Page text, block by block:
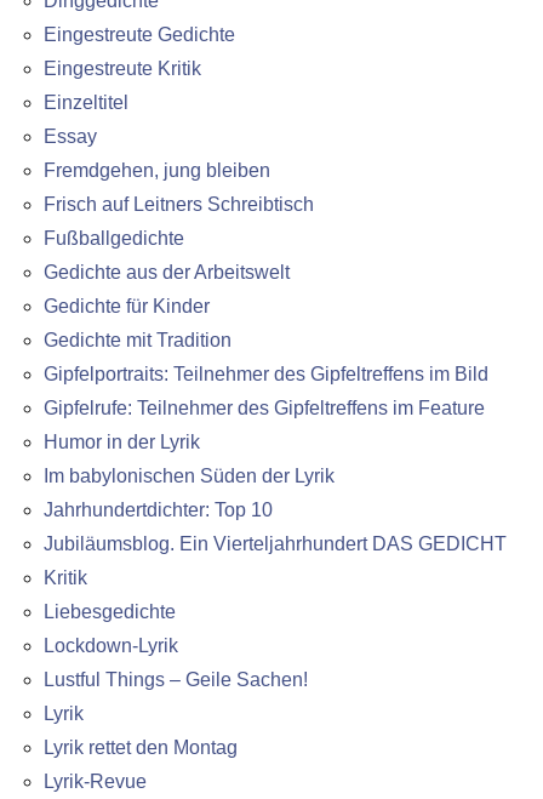
Eingestreute Gedichte
Eingestreute Kritik
Einzeltitel
Essay
Fremdgehen, jung bleiben
Frisch auf Leitners Schreibtisch
Fußballgedichte
Gedichte aus der Arbeitswelt
Gedichte für Kinder
Gedichte mit Tradition
Gipfelportraits: Teilnehmer des Gipfeltreffens im Bild
Gipfelrufe: Teilnehmer des Gipfeltreffens im Feature
Humor in der Lyrik
Im babylonischen Süden der Lyrik
Jahrhundertdichter: Top 10
Jubiläumsblog. Ein Vierteljahrhundert DAS GEDICHT
Kritik
Liebesgedichte
Lockdown-Lyrik
Lustful Things – Geile Sachen!
Lyrik
Lyrik rettet den Montag
Lyrik-Revue